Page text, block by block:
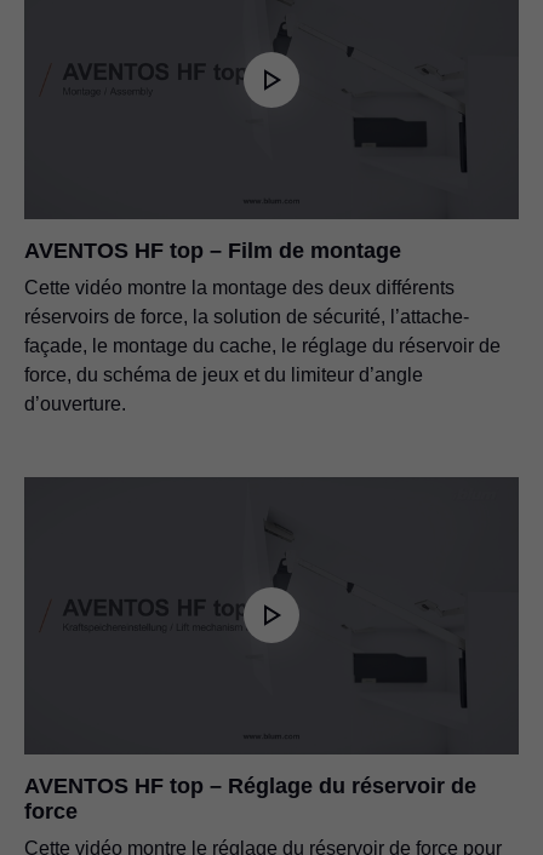
AVENTOS HF top – Film de montage
Cette vidéo montre la montage des deux différents
réservoirs de force, la solution de sécurité, l’attache-
façade, le montage du cache, le réglage du réservoir de
force, du schéma de jeux et du limiteur d’angle
d’ouverture.
AVENTOS HF top – Réglage du réservoir de
force
Cette vidéo montre le réglage du réservoir de force pour